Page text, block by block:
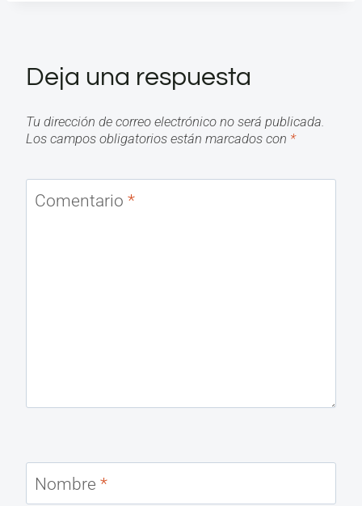
Deja una respuesta
Tu dirección de correo electrónico no será publicada.
Los campos obligatorios están marcados con *
Comentario *
Nombre *